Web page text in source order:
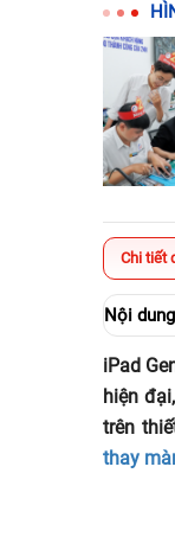
Chi tiết
Nội dung
iPad
hiện
trên
thay
Giới